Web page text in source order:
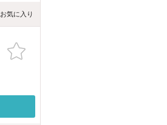
お気に入り